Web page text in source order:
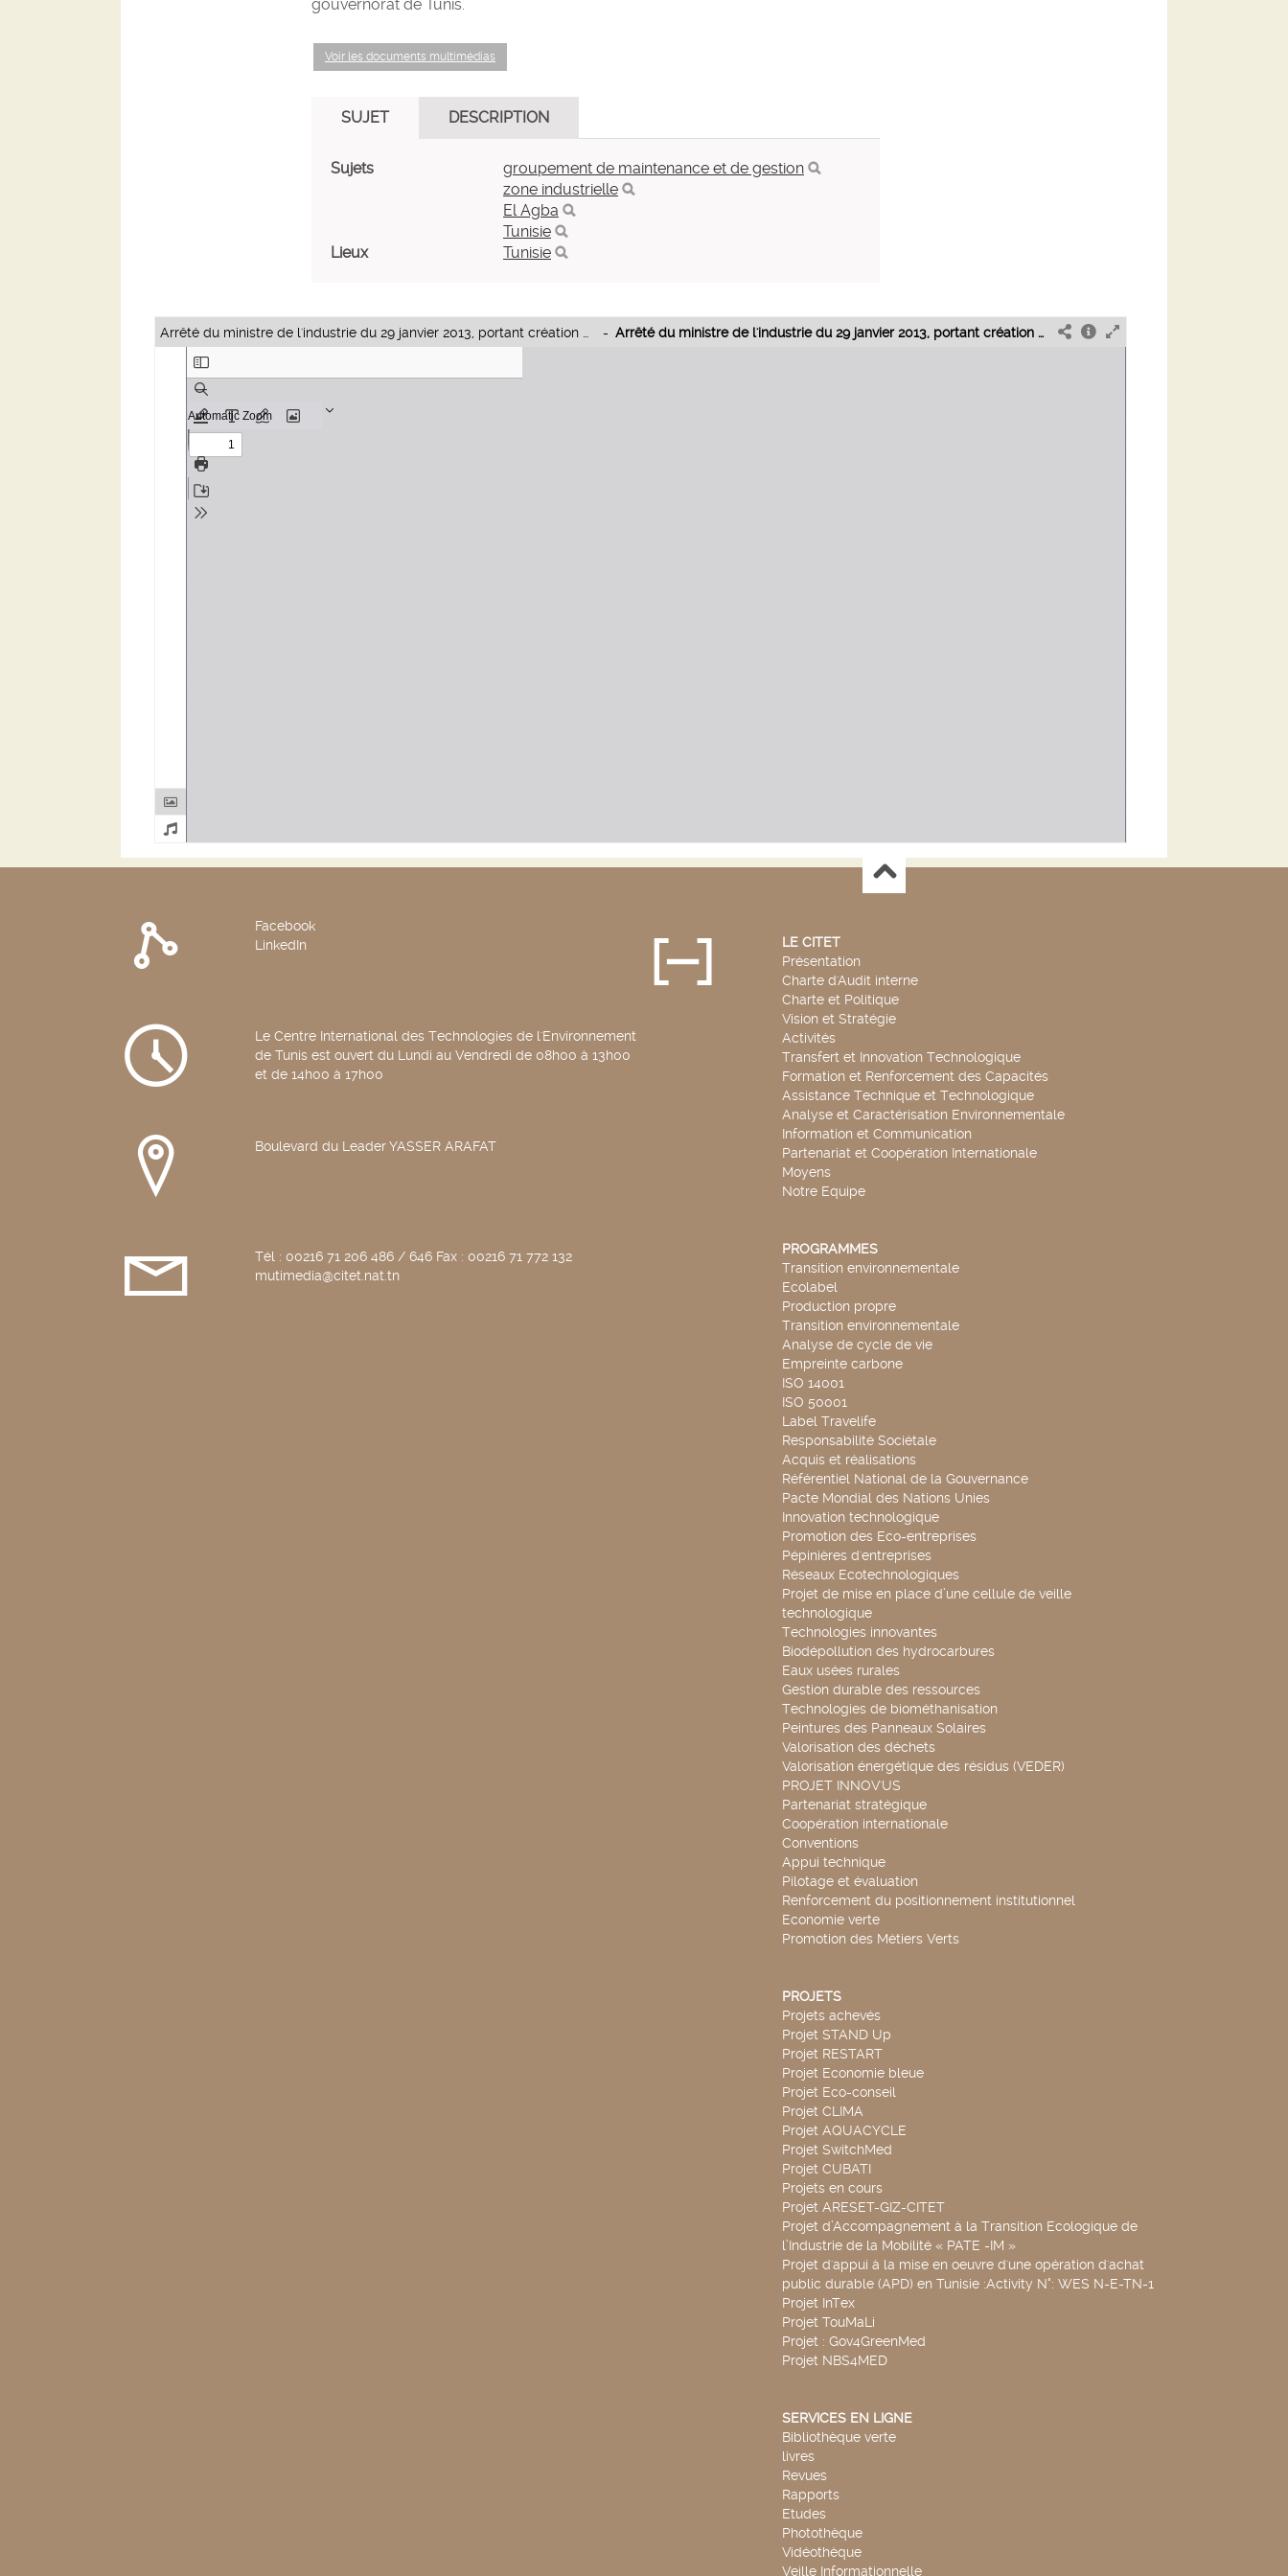
gouvernorat de Tunis.
Voir les documents multimédias
SUJET DESCRIPTION
Sujets
groupement de maintenance et de gestion
zone industrielle
El Agba
Tunisie
Lieux
Tunisie
- Arrêté du ministre de l'industrie du 29 janvier 2013, portant création d’un groupement de maintenance et de gestion de la zone industrielle d'El Agba du gouvernorat de Tunis.
Facebook
LinkedIn
Le Centre International des Technologies de l'Environnement
de Tunis est ouvert du Lundi au Vendredi de 08h00 à 13h00
et de 14h00 à 17h00
Boulevard du Leader YASSER ARAFAT
Tél : 00216 71 206 486 / 646 Fax : 00216 71 772 132
mutimedia@citet.nat.tn
LE CITET
Présentation
Charte d'Audit interne
Charte et Politique
Vision et Stratégie
Activités
Transfert et Innovation Technologique
Formation et Renforcement des Capacités
Assistance Technique et Technologique
Analyse et Caractérisation Environnementale
Information et Communication
Partenariat et Coopération Internationale
Moyens
Notre Equipe
PROGRAMMES
Transition environnementale
Ecolabel
Production propre
Transition environnementale
Analyse de cycle de vie
Empreinte carbone
ISO 14001
ISO 50001
Label Travelife
Responsabilité Sociétale
Acquis et réalisations
Référentiel National de la Gouvernance
Pacte Mondial des Nations Unies
Innovation technologique
Promotion des Eco-entreprises
Pépinières d'entreprises
Réseaux Ecotechnologiques
Projet de mise en place d’une cellule de veille
technologique
Technologies innovantes
Biodépollution des hydrocarbures
Eaux usées rurales
Gestion durable des ressources
Technologies de biométhanisation
Peintures des Panneaux Solaires
Valorisation des déchets
Valorisation énergétique des résidus (VEDER)
PROJET INNOV'US
Partenariat stratégique
Coopération internationale
Conventions
Appui technique
Pilotage et évaluation
Renforcement du positionnement institutionnel
Economie verte
Promotion des Métiers Verts
PROJETS
Projets achevés
Projet STAND Up
Projet RESTART
Projet Economie bleue
Projet Eco-conseil
Projet CLIMA
Projet AQUACYCLE
Projet SwitchMed
Projet CUBATI
Projets en cours
Projet ARESET-GIZ-CITET
Projet d’Accompagnement à la Transition Ecologique de
l’Industrie de la Mobilité « PATE -IM »
Projet d'appui à la mise en oeuvre d'une opération d'achat
public durable (APD) en Tunisie :Activity N°: WES N-E-TN-1
Projet InTex
Projet TouMaLi
Projet : Gov4GreenMed
Projet NBS4MED
SERVICES EN LIGNE
Bibliothèque verte
livres
Revues
Rapports
Etudes
Photothèque
Vidéothèque
Veille Informationnelle